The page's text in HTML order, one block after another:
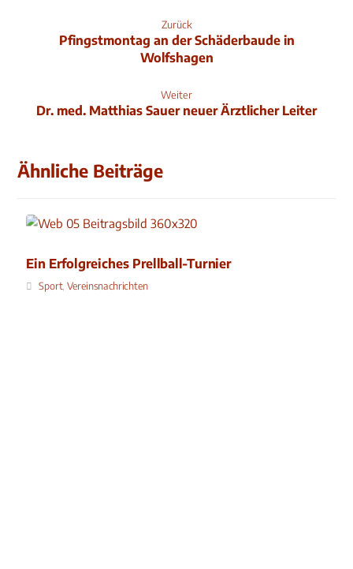
Zurück
Pfingstmontag an der Schäderbaude in
Wolfshagen
Weiter
Dr. med. Matthias Sauer neuer Ärztlicher Leiter
Ähnliche Beiträge
Ein Erfolgreiches Prellball-Turnier
Sport, Vereinsnachrichten